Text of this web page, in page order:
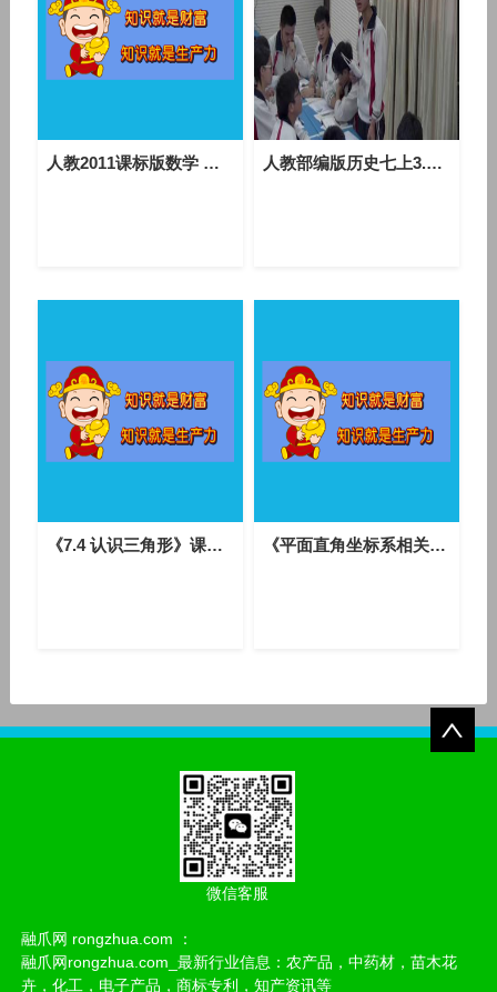
人教2011课标版数学 七上 第三章第一节第一课时《方程的概念》课堂教学视频-余婷 人教部编版历史七上3.12《汉武帝巩固大一统王朝》课堂教学视频-胡绪祥
《7.4 认识三角形》课堂教学视频-苏科版初中数学七年级下册 《平面直角坐标系相关概念》优质课课堂展示视频-人教版初中数学七年级下册
微信客服
融爪网 rongzhua.com ：
融爪网rongzhua.com_最新行业信息：农产品，中药材，苗木花
卉，化工，电子产品，商标专利，知产资讯等